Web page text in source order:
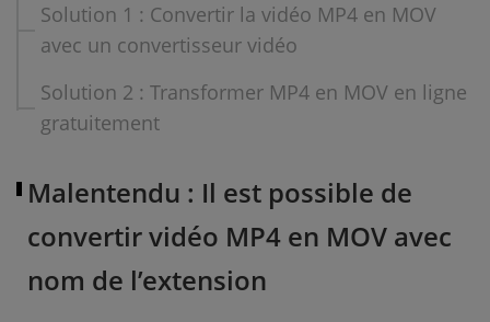
Solution 1 : Convertir la vidéo MP4 en MOV
avec un convertisseur vidéo
Solution 2 : Transformer MP4 en MOV en ligne
gratuitement
Malentendu : Il est possible de
convertir vidéo MP4 en MOV avec
nom de l’extension